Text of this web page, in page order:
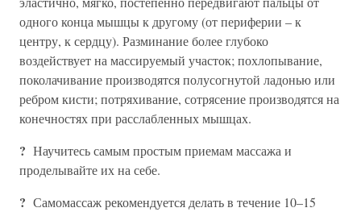
одного конца мышцы к другому (от периферии – к
центру, к сердцу). Разминание более глубоко
воздействует на массируемый участок; похлопывание,
поколачивание производятся полусогнутой ладонью или
ребром кисти; потряхивание, сотрясение производятся на
конечностях при расслабленных мышцах.
? Научитесь самым простым приемам массажа и
проделывайте их на себе.
? Самомассаж рекомендуется делать в течение 10–15